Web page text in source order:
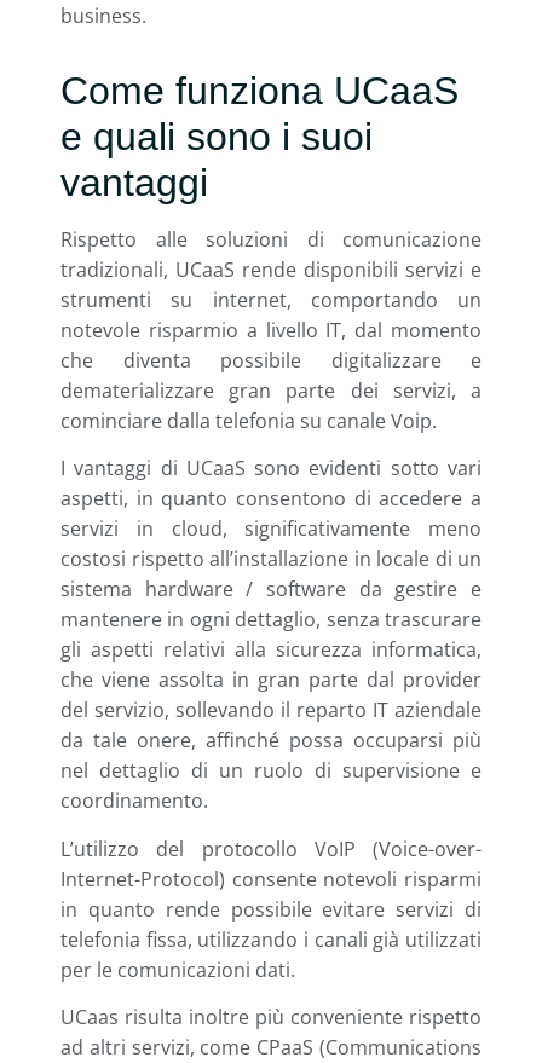
business.
Come funziona UCaaS
e quali sono i suoi
vantaggi
Rispetto alle soluzioni di comunicazione
tradizionali, UCaaS rende disponibili servizi e
strumenti su internet, comportando un
notevole risparmio a livello IT, dal momento
che diventa possibile digitalizzare e
dematerializzare gran parte dei servizi, a
cominciare dalla telefonia su canale Voip.
I vantaggi di UCaaS sono evidenti sotto vari
aspetti, in quanto consentono di accedere a
servizi in cloud, significativamente meno
costosi rispetto all’installazione in locale di un
sistema hardware / software da gestire e
mantenere in ogni dettaglio, senza trascurare
gli aspetti relativi alla sicurezza informatica,
che viene assolta in gran parte dal provider
del servizio, sollevando il reparto IT aziendale
da tale onere, affinché possa occuparsi più
nel dettaglio di un ruolo di supervisione e
coordinamento.
L’utilizzo del protocollo VoIP (Voice-over-
Internet-Protocol) consente notevoli risparmi
in quanto rende possibile evitare servizi di
telefonia fissa, utilizzando i canali già utilizzati
per le comunicazioni dati.
UCaas risulta inoltre più conveniente rispetto
ad altri servizi, come CPaaS (Communications